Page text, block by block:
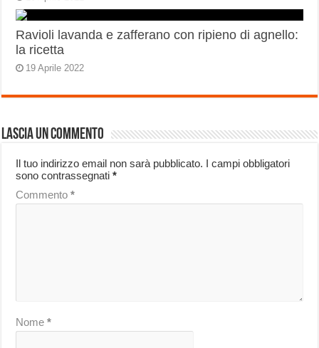
Ravioli lavanda e zafferano con ripieno di agnello:
la ricetta
19 Aprile 2022
Lascia un commento
Il tuo indirizzo email non sarà pubblicato. I campi obbligatori
sono contrassegnati*
Commento*
Nome*